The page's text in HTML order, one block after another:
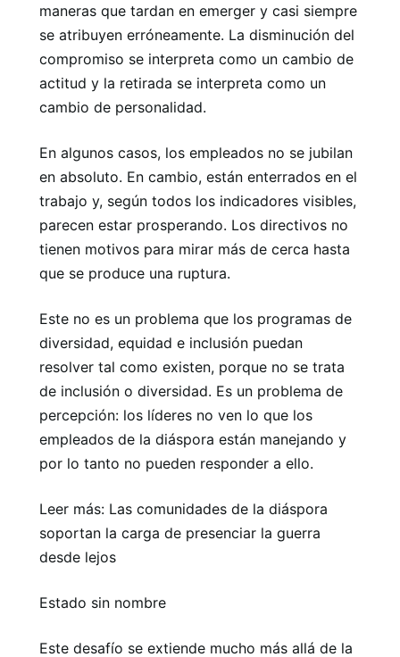
maneras que tardan en emerger y casi siempre
se atribuyen erróneamente. La disminución del
compromiso se interpreta como un cambio de
actitud y la retirada se interpreta como un
cambio de personalidad.
En algunos casos, los empleados no se jubilan
en absoluto. En cambio, están enterrados en el
trabajo y, según todos los indicadores visibles,
parecen estar prosperando. Los directivos no
tienen motivos para mirar más de cerca hasta
que se produce una ruptura.
Este no es un problema que los programas de
diversidad, equidad e inclusión puedan
resolver tal como existen, porque no se trata
de inclusión o diversidad. Es un problema de
percepción: los líderes no ven lo que los
empleados de la diáspora están manejando y
por lo tanto no pueden responder a ello.
Leer más: Las comunidades de la diáspora
soportan la carga de presenciar la guerra
desde lejos
Estado sin nombre
Este desafío se extiende mucho más allá de la